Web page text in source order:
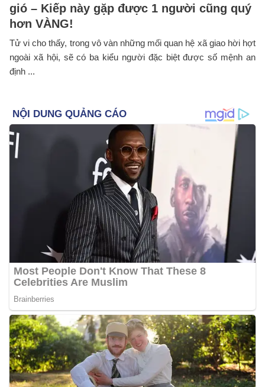
gió – Kiếp này gặp được 1 người cũng quý
hơn VÀNG!
Tử vi cho thấy, trong vô vàn những mối quan hệ xã giao hời hợt
ngoài xã hội, sẽ có ba kiểu người đặc biệt được số mệnh an
định ...